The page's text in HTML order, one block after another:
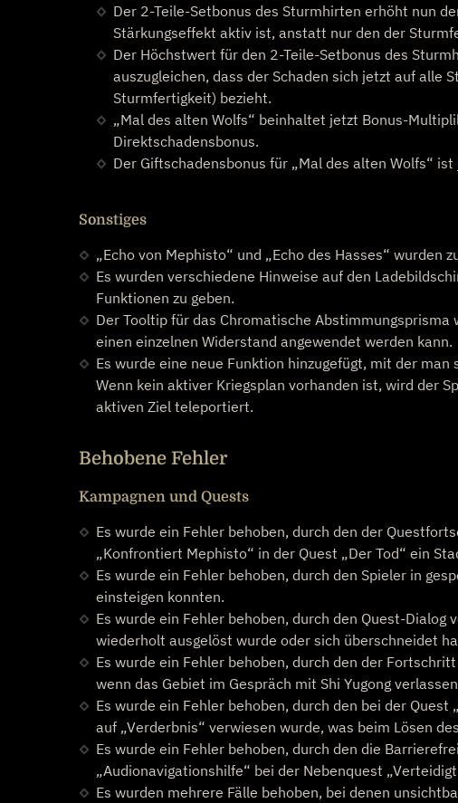
Der 2-Teile-Setbonus des Sturmhirten erhöht nun
Stärkungseffekt aktiv ist, anstatt nur den der
Der Höchstwert für den 2-Teile-Setbonus des
auszugleichen, dass der Schaden sich jetzt auf alle
Sturmfertigkeit) bezieht.
„Mal des alten Wolfs“ beinhaltet jetzt Bonus-
Direktschadensbonus.
Der Giftschadensbonus für „Mal des alten Wolfs“
Sonstiges
„Echo von Mephisto“ und „Echo des Hasses“ wurden
Es wurden verschiedene Hinweise auf den
Funktionen zu geben.
Der Tooltip für das Chromatische
einen einzelnen Widerstand angewendet werden kann.
Es wurde eine neue Funktion hinzugefügt, mit der
Wenn kein aktiver Kriegsplan vorhanden ist, wird der
aktiven Ziel teleportiert.
Behobene Fehler
Kampagnen und Quests
Es wurde ein Fehler behoben, durch den der
„Konfrontiert Mephisto“ in der Quest „Der Tod“ ein
Es wurde ein Fehler behoben, durch den Spieler in
einsteigen konnten.
Es wurde ein Fehler behoben, durch den Quest-
wiederholt ausgelöst wurde oder sich überschneidet
Es wurde ein Fehler behoben, durch den der
wenn das Gebiet im Gespräch mit Shi Yugong
Es wurde ein Fehler behoben, durch den bei der
auf „Verderbnis“ verwiesen wurde, was beim Lösen
Es wurde ein Fehler behoben, durch den die
„Audionavigationshilfe“ bei der Nebenquest
Es wurden mehrere Fälle behoben, bei denen